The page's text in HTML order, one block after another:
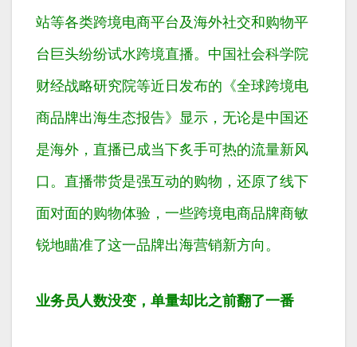
站等各类跨境电商平台及海外社交和购物平
台巨头纷纷试水跨境直播。中国社会科学院
财经战略研究院等近日发布的《全球跨境电
商品牌出海生态报告》显示，无论是中国还
是海外，直播已成当下炙手可热的流量新风
口。直播带货是强互动的购物，还原了线下
面对面的购物体验，一些跨境电商品牌商敏
锐地瞄准了这一品牌出海营销新方向。
业务员人数没变，单量却比之前翻了一番